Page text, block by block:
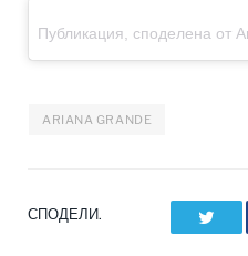
ARIANA GRANDE
СПОДЕЛИ.